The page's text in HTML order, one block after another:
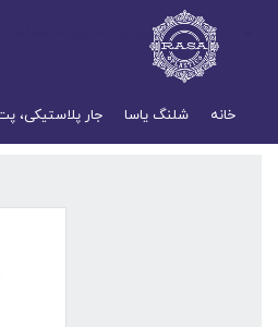
خانه شلنگ یاسا جار پلاستیکی،
جار پلاستیکی، پت استوانه شفاف دهانه ۷۰ سایز